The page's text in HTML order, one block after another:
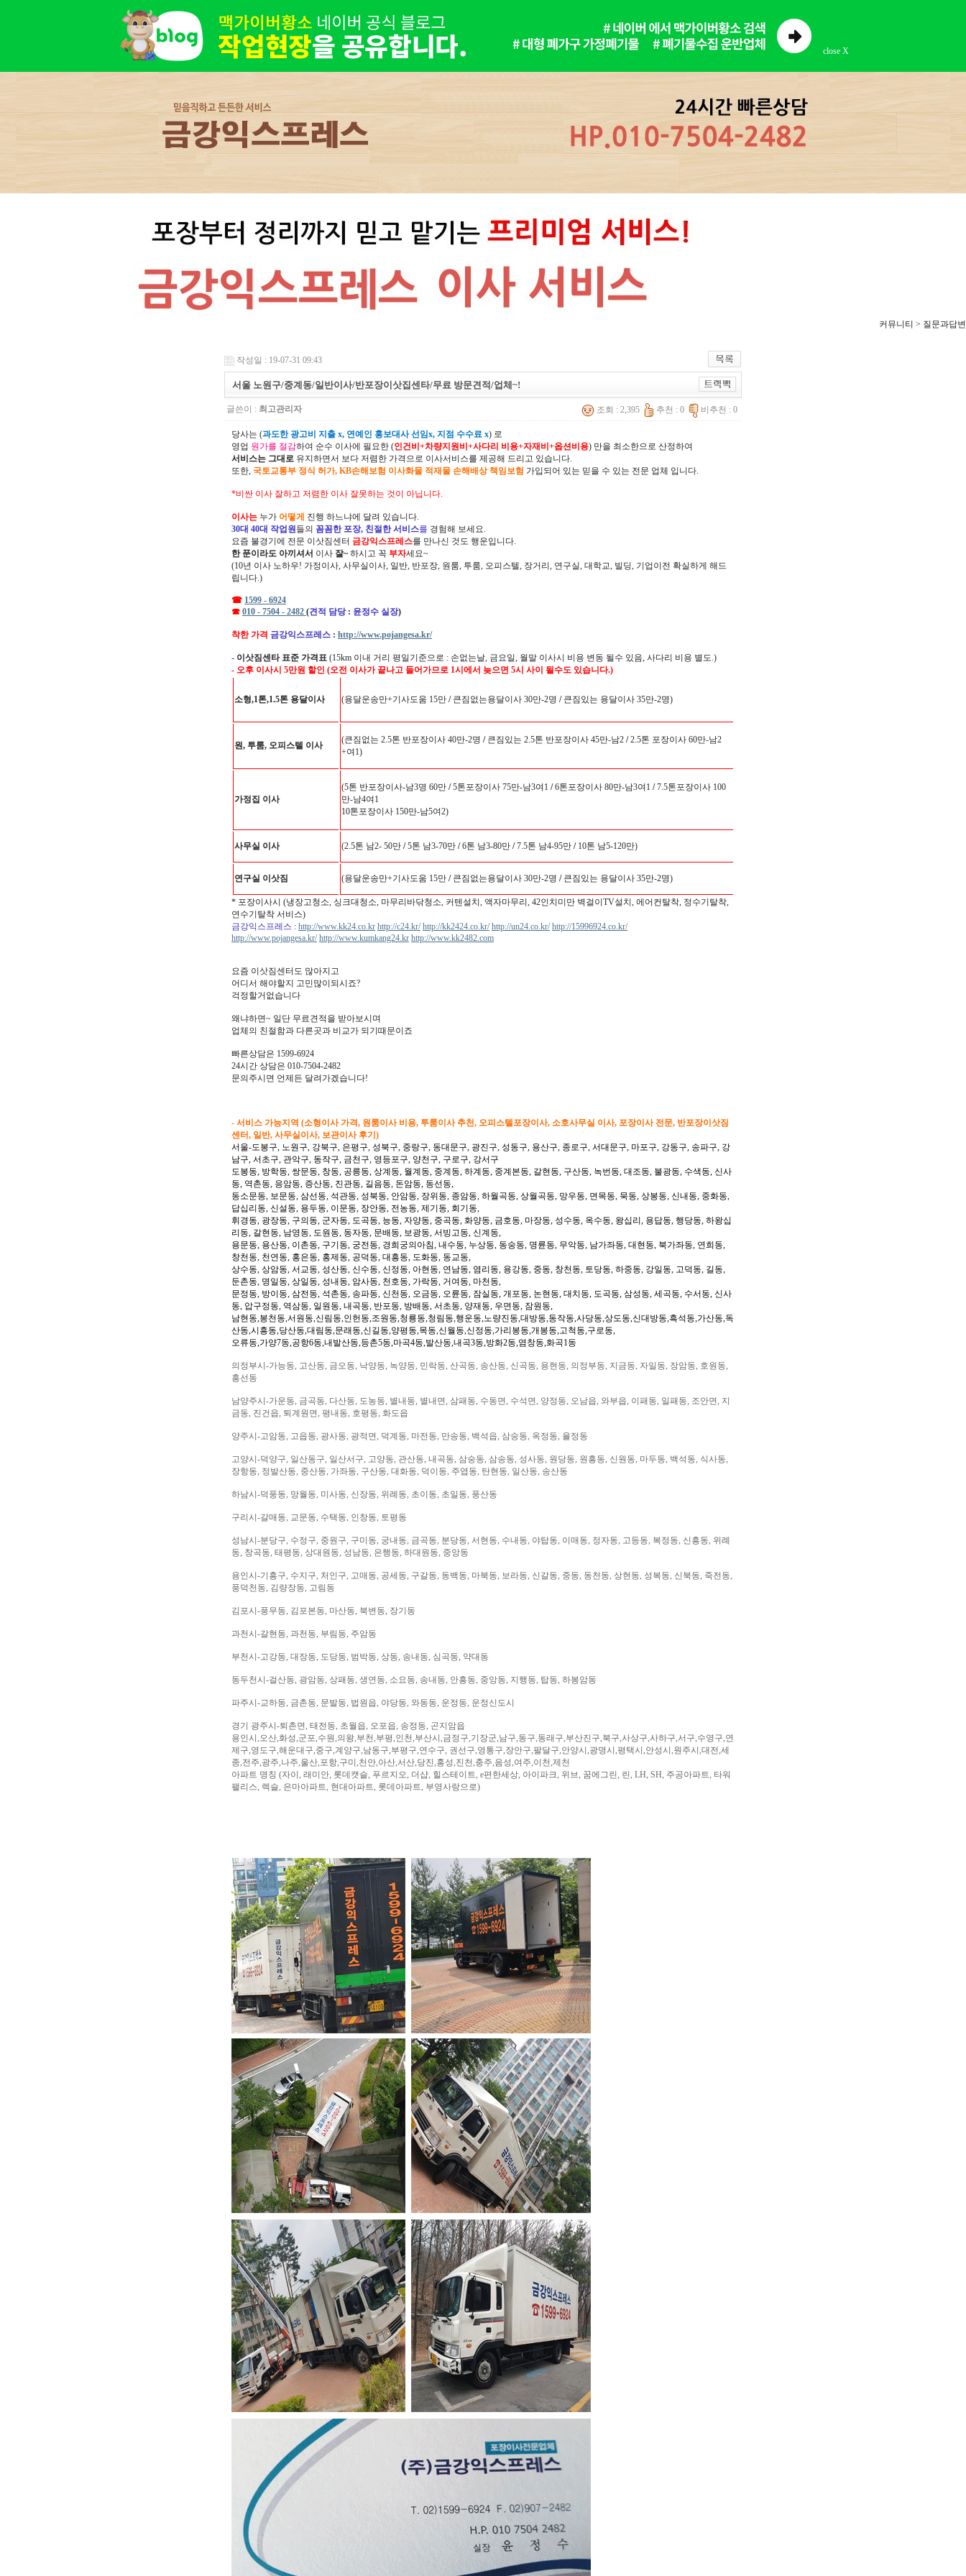
close X
커뮤니티 > 질문과답변
작성일 : 19-07-31 09:43
서울 노원구/중계동/일반이사/반포장이삿집센타/무료 방문견적/업체~!
글쓴이 : 최고관리자 조회 : 2,395 추천 : 0 비추천 : 0
당사는 (과도한 광고비 지출 x, 연예인 홍보대사 선임x, 지점 수수료 x) 로
영업 원가를 절감하여 순수 이사에 필요한 (인건비+차량지원비+사다리 비용+자재비+옵션비용) 만을 최소한으로 산정하여
서비스는 그대로 유지하면서 보다 저렴한 가격으로 이사서비스를 제공해 드리고 있습니다.
또한, 국토교통부 정식 허가, KB손해보험 이사화물 적재물 손해배상 책임보험 가입되어 있는 믿을 수 있는 전문 업체 입니다.
*비싼 이사 잘하고 저렴한 이사 잘못하는 것이 아닙니다.
이사는 누가 어떻게 진행 하느냐에 달려 있습니다.
30대 40대 작업원들의 꼼꼼한 포장, 친절한 서비스를 경험해 보세요.
요즘 불경기에 전문 이삿짐센터 금강익스프레스를 만나신 것도 행운입니다.
한 푼이라도 아끼셔서 이사 잘~ 하시고 꼭 부자세요~
(10년 이사 노하우! 가정이사, 사무실이사, 일반, 반포장, 원룸, 투룸, 오피스텔, 장거리, 연구실, 대학교, 빌딩, 기업이전 확실하게 해드
립니다.)
☎ 1599 - 6924
☎ 010 - 7504 - 2482 (견적 담당 : 윤정수 실장)
착한 가격 금강익스프레스 : http://www.pojangesa.kr/
- 이삿짐센타 표준 가격표 (15km 이내 거리 평일기준으로 : 손없는날, 금요일, 월말 이사시 비용 변동 될수 있음, 사다리 비용 별도.)
- 오후 이사시 5만원 할인 (오전 이사가 끝나고 들어가므로 1시에서 늦으면 5시 사이 될수도 있습니다.)
소형,1톤,1.5톤 용달이사 (용달운송만+기사도움 15만 /큰짐없는용달이사 30만-2명 /큰짐있는 용달이사 35만-2명)
원, 투룸, 오피스텔 이사
(큰짐없는 2.5톤 반포장이사 40만-2명 /큰짐있는 2.5톤 반포장이사 45만-남2 /2.5톤 포장이사 60만-남2
+여1)
가정집 이사
(5톤 반포장이사-남3명 60만 /5톤포장이사 75만-남3여1 /6톤포장이사 80만-남3여1 /7.5톤포장이사 100
만-남4여1
10톤포장이사 150만-남5여2)
사무실 이사 (2.5톤 남2- 50만 /5톤 남3-70만 /6톤 남3-80만 /7.5톤 남4-95만 /10톤 남5-120만)
연구실 이삿짐 (용달운송만+기사도움 15만 /큰짐없는용달이사 30만-2명 /큰짐있는 용달이사 35만-2명)
* 포장이사시 (냉장고청소, 싱크대청소, 마무리바닦청소, 커텐설치, 액자마무리, 42인치미만 벽걸이TV설치, 에어컨탈착, 정수기탈착,
연수기탈착 서비스)
금강익스프레스 : http://www.kk24.co.kr http://c24.kr/ http://kk2424.co.kr/ http://un24.co.kr/ http://15996924.co.kr/
http://www.pojangesa.kr/ http://www.kumkang24.kr http://www.kk2482.com
요즘 이삿짐센터도 많아지고
어디서 해야할지 고민많이되시죠?
걱정할거없습니다
왜냐하면~ 일단 무료견적을 받아보시며
업체의 친절함과 다른곳과 비교가 되기때문이죠
빠른상담은 1599-6924
24시간 상담은 010-7504-2482
문의주시면 언제든 달려가겠습니다!
- 서비스 가능지역 (소형이사 가격, 원룸이사 비용, 투룸이사 추천, 오피스텔포장이사, 소호사무실 이사, 포장이사 전문, 반포장이삿짐
센터, 일반, 사무실이사, 보관이사 후기)
서울-도봉구, 노원구, 강북구, 은평구, 성북구, 중랑구, 동대문구, 광진구, 성동구, 용산구, 종로구, 서대문구, 마포구, 강동구, 송파구, 강
남구, 서초구, 관악구, 동작구, 금천구, 영등포구, 양천구, 구로구, 강서구
도봉동, 방학동, 쌍문동, 창동, 공릉동, 상계동, 월계동, 중계동, 하계동, 중계본동, 갈현동, 구산동, 녹번동, 대조동, 불광동, 수색동, 신사
동, 역촌동, 응암동, 증산동, 진관동, 길음동, 돈암동, 동선동,
동소문동, 보문동, 삼선동, 석관동, 성북동, 안암동, 장위동, 종암동, 하월곡동, 상월곡동, 망우동, 면목동, 묵동, 상봉동, 신내동, 중화동,
답십리동, 신설동, 용두동, 이문동, 장안동, 전농동, 제기동, 회기동,
휘경동, 광장동, 구의동, 군자동, 도곡동, 능동, 자양동, 중곡동, 화양동, 금호동, 마장동, 성수동, 옥수동, 왕십리, 용답동, 행당동, 하왕십
리동, 갈현동, 남영동, 도원동, 동자동, 문배동, 보광동, 서빙고동, 신계동,
용문동, 용산동, 이촌동, 구기동, 궁전동, 경희궁의아침, 내수동, 누상동, 동숭동, 명륜동, 무악동, 남가좌동, 대현동, 북가좌동, 연희동,
창천동, 천연동, 홍은동, 홍제동, 공덕동, 대흥동, 도화동, 동교동,
상수동, 상암동, 서교동, 성산동, 신수동, 신정동, 아현동, 연남동, 염리동, 용강동, 중동, 창천동, 토당동, 하중동, 강일동, 고덕동, 길동,
둔촌동, 명일동, 상일동, 성내동, 암사동, 천호동, 가락동, 거여동, 마천동,
문정동, 방이동, 삼전동, 석촌동, 송파동, 신천동, 오금동, 오륜동, 잠실동, 개포동, 논현동, 대치동, 도곡동, 삼성동, 세곡동, 수서동, 신사
동, 압구정동, 역삼동, 일원동, 내곡동, 반포동, 방배동, 서초동, 양재동, 우면동, 잠원동,
남현동,봉천동,서원동,신림동,인헌동,조원동,청룡동,청림동,행운동,노량진동,대방동,동작동,사당동,상도동,신대방동,흑석동,가산동,독
산동,시흥동,당산동,대림동,문래동,신길동,양평동,목동,신월동,신정동,가리봉동,개봉동,고척동,구로동,
오류동,가양7동,공항6동,내발산동,등촌5동,마곡4동,발산동,내곡3동,방화2동,염창동,화곡1동
의정부시-가능동, 고산동, 금오동, 낙양동, 녹양동, 민락동, 산곡동, 송산동, 신곡동, 용현동, 의정부동, 지금동, 자일동, 장암동, 호원동,
흥선동
남양주시-가운동, 금곡동, 다산동, 도농동, 별내동, 별내면, 삼패동, 수동면, 수석면, 양정동, 오남읍, 와부읍, 이패동, 일패동, 조안면, 지
금동, 진건읍, 퇴계원면, 평내동, 호평동, 화도읍
양주시-고암동, 고읍동, 광사동, 광적면, 덕계동, 마전동, 만송동, 백석읍, 삼숭동, 옥정동, 율정동
고양시-덕양구, 일산동구, 일산서구, 고양동, 관산동, 내곡동, 삼숭동, 삼송동, 성사동, 원당동, 원흥동, 신원동, 마두동, 백석동, 식사동,
장항동, 정발산동, 중산동, 가좌동, 구산동, 대화동, 덕이동, 주엽동, 탄현동, 일산동, 송산동
하남시-덕풍동, 망월동, 미사동, 신장동, 위례동, 초이동, 초일동, 풍산동
구리시-갈매동, 교문동, 수택동, 인창동, 토평동
성남시-분당구, 수정구, 중원구, 구미동, 궁내동, 금곡동, 분당동, 서현동, 수내동, 야탑동, 이매동, 정자동, 고등동, 복정동, 신흥동, 위례
동, 창곡동, 태평동, 상대원동, 성남동, 은행동, 하대원동, 중앙동
용인시-기흥구, 수지구, 처인구, 고매동, 공세동, 구갈동, 동백동, 마북동, 보라동, 신갈동, 중동, 동천동, 상현동, 성복동, 신북동, 죽전동,
풍덕천동, 김량장동, 고림동
김포시-풍무동, 김포본동, 마산동, 북변동, 장기동
과천시-갈현동, 과천동, 부림동, 주암동
부천시-고강동, 대장동, 도당동, 범박동, 상동, 송내동, 심곡동, 약대동
동두천시-걸산동, 광암동, 상패동, 생연동, 소요동, 송내동, 안흥동, 중앙동, 지행동, 탑동, 하봉암동
파주시-교하동, 금촌동, 문발동, 법원읍, 야당동, 와동동, 운정동, 운정신도시
경기 광주시-퇴촌면, 태전동, 초월읍, 오포읍, 송정동, 곤지암읍
용인시,오산,화성,군포,수원,의왕,부천,부평,인천,부산시,금정구,기장군,남구,동구,동래구,부산진구,북구,사상구,사하구,서구,수영구,연
제구,영도구,해운대구,중구,계양구,남동구,부평구,연수구, 권선구,영통구,장안구,팔달구,안양시,광명시,평택시,안성시,원주시,대전,세
종,전주,광주,나주,울산,포항,구미,천안,아산,서산,당진,홍성,진천,충주,음성,여주,이천,제천
아파트 명칭 (자이, 래미안, 롯데캣슬, 푸르지오, 더샵, 힐스테이트, e편한세상, 아이파크, 위브, 꿈에그린, 린, LH, SH, 주공아파트, 타워
팰리스, 렉슬, 은마아파트, 현대아파트, 롯데아파트, 부영사랑으로)